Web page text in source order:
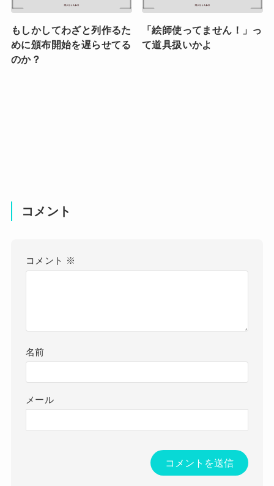
もしかしてわざと列作るた
めに頒布開始を遅らせてる
のか？
「絵師使ってません！」っ
て道具扱いかよ
コメント
コメント ※
名前
メール